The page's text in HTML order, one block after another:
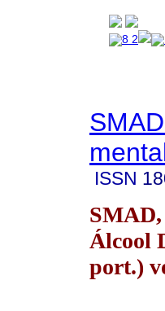
ISSN
Álcool
port.)